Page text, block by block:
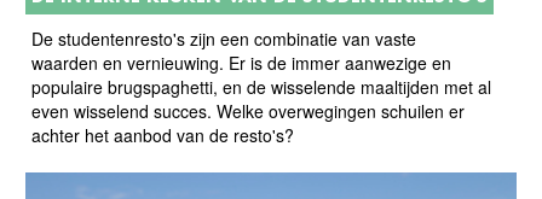
De studentenresto's zijn een combinatie van vaste
waarden en vernieuwing. Er is de immer aanwezige en
populaire brugspaghetti, en de wisselende maaltijden met al
even wisselend succes. Welke overwegingen schuilen er
achter het aanbod van de resto's?